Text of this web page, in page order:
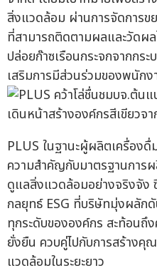
สิ่งแวดล้อม ผ่านการจัดการข
ที่สามารถติดตามผลและวัดผล
ปล่อยก๊าซเรือนกระจกจากกร
เสริมการมีส่วนร่วมของพนักง
PLUS ในฐานะผู้ผลิตเครื่อง
ความสำคัญกับมาตรฐานการ
ดูแลสิ่งแวดล้อมอย่างจริงจัง
กลยุทธ์ ESG ที่บริษัทมุ่งผลักดั
ทุกระดับขององค์กร สะท้อนถึ
ยั่งยืน ควบคู่ไปกับการสร้างคุ
แวดล้อมในระยะยาว